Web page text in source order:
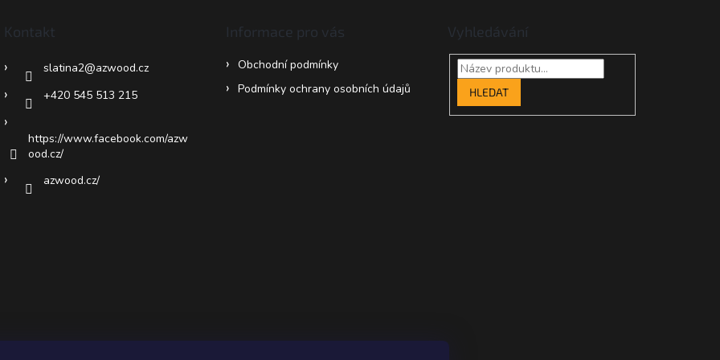
Kontakt
slatina2@azwood.cz
+420 545 513 215
https://www.facebook.com/azw
ood.cz/
azwood.cz/
Informace pro vás
Obchodní podmínky
Podmínky ochrany osobních údajů
Vyhledávání
HLEDAT